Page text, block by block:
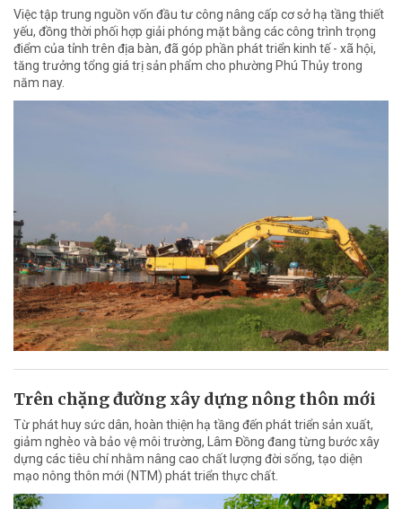
Việc tập trung nguồn vốn đầu tư công nâng cấp cơ sở hạ tầng thiết
yếu, đồng thời phối hợp giải phóng mặt bằng các công trình trọng
điểm của tỉnh trên địa bàn, đã góp phần phát triển kinh tế - xã hội,
tăng trưởng tổng giá trị sản phẩm cho phường Phú Thủy trong
năm nay.
Trên chặng đường xây dựng nông thôn mới
Từ phát huy sức dân, hoàn thiện hạ tầng đến phát triển sản xuất,
giảm nghèo và bảo vệ môi trường, Lâm Đồng đang từng bước xây
dựng các tiêu chí nhằm nâng cao chất lượng đời sống, tạo diện
mạo nông thôn mới (NTM) phát triển thực chất.